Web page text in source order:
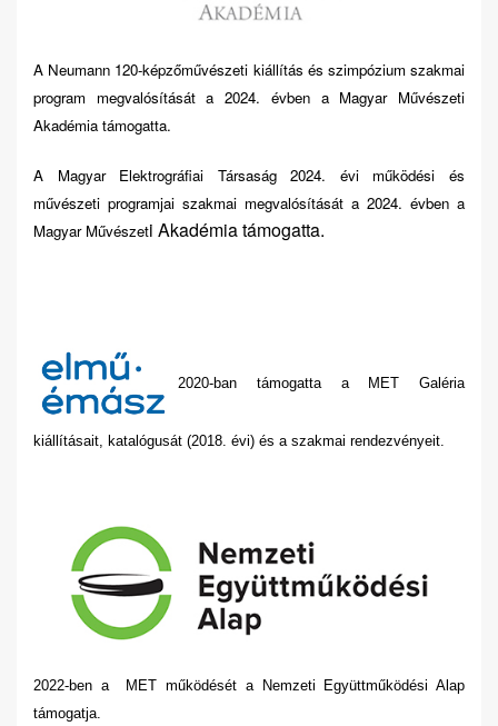
A Neumann 120-képzőművészeti kiállítás és szimpózium szakmai
program megvalósítását a 2024. évben a Magyar Művészeti
Akadémia támogatta.
A Magyar Elektrográfiai Társaság 2024. évi működési és
művészeti programjai szakmai megvalósítását a 2024. évben a
Magyar Művészeti Akadémia támogatta.
2020-ban támogatta a MET Galéria
kiállításait, katalógusát (2018. évi) és a szakmai rendezvényeit.
2022-ben a MET működését a Nemzeti Együttműködési Alap
támogatja.